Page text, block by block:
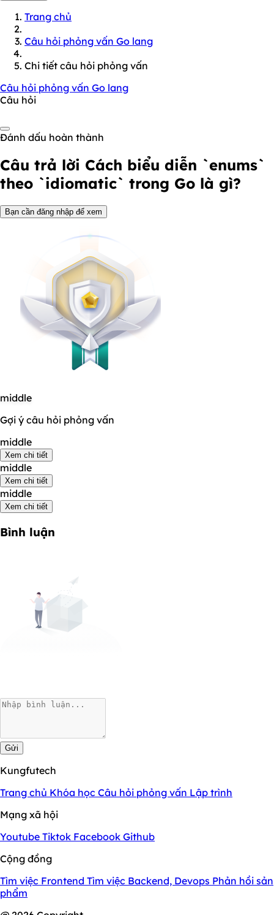
Trang chủ
Câu hỏi phỏng vấn Go lang
Chi tiết câu hỏi phỏng vấn
Câu hỏi phỏng vấn Go lang
Câu hỏi
Đánh dấu hoàn thành
Câu trả lời Cách biểu diễn `enums`
theo `idiomatic` trong Go là gì?
Bạn cần đăng nhập để xem
middle
Gợi ý câu hỏi phỏng vấn
middle
Xem chi tiết
middle
Xem chi tiết
middle
Xem chi tiết
Bình luận
Gửi
Kungfutech
Trang chủ Khóa học Câu hỏi phỏng vấn Lập trình
Mạng xã hội
Youtube Tiktok Facebook Github
Cộng đồng
Tìm việc Frontend Tìm việc Backend, Devops Phản hồi sản
phẩm